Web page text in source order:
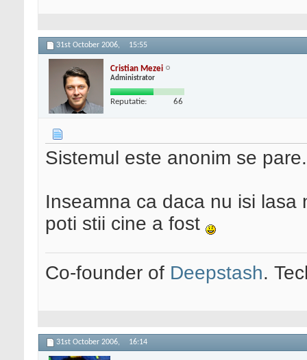
31st October 2006, 15:55
Cristian Mezei
Administrator
Reputatie: 66
Sistemul este anonim se
Inseamna ca daca nu isi
poti stii cine a fost
Co-founder of Deepstash.
31st October 2006, 16:14